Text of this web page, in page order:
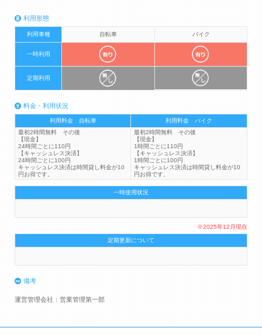
利用形態
利用車種 自転車 バイク
一時利用
定期利用
料金・利用状況
利用料金 自転車
利用料金 バイク
最初2時間無料 その後
【現金】
24時間ごとに110円
【キャッシュレス決済】
24時間ごとに100円
キャッシュレス決済は時間貸し料金が10
円お得です。
最初2時間無料 その後
【現金】
1時間ごとに110円
【キャッシュレス決済】
1時間ごとに100円
キャッシュレス決済は時間貸し料金が10
円お得です。
一時使用状況
※2025年12月現在
定期更新について
備考
運営管理会社：営業管理第一部